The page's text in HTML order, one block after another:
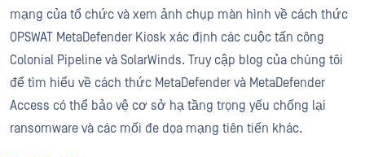
mạng của tổ chức và xem ảnh chụp màn hình về cách thức
OPSWAT MetaDefender Kiosk xác định các cuộc tấn công
Colonial Pipeline và SolarWinds. Truy cập blog của chúng tôi
để tìm hiểu về cách thức MetaDefender và MetaDefender
Access có thể bảo vệ cơ sở hạ tầng trọng yếu chống lại
ransomware và các mối đe dọa mạng tiên tiến khác.